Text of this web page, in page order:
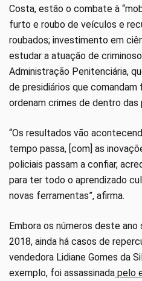
Costa, estão o combate à
furto e roubo de veículos e
roubados; investimento em
estudar a atuação de
Administração Penitenciária,
de presidiários que
ordenam crimes de dentro das
“Os resultados vão
tempo passa, [com] as
policiais passam a confiar,
para ter todo o aprendizado
novas ferramentas”, afirma.
Embora os números deste
2018, ainda há casos de
vendedora Lidiane Gomes da
exemplo, foi assassinada pelo